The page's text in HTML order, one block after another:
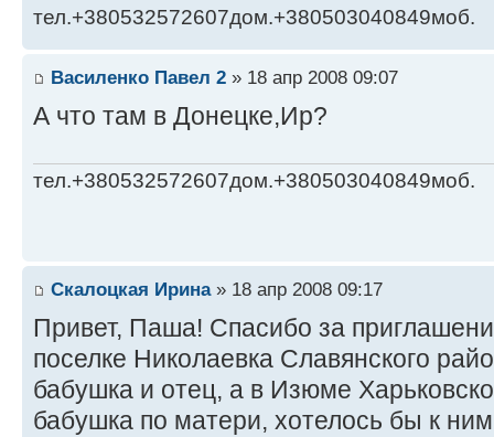
тел.+380532572607дом.+380503040849моб.
Василенко Павел 2 » 18 апр 2008 09:07
А что там в Донецке,Ир?
тел.+380532572607дом.+380503040849моб.
Скалоцкая Ирина» 18 апр 2008 09:17
Привет, Паша! Спасибо за
поселке Николаевка Славянского
бабушка и отец, а в Изюме
бабушка по матери, хотелось бы к